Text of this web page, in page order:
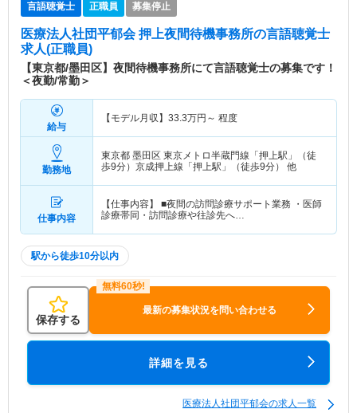
言語聴覚士 正職員 募集停止
医療法人社団平郁会 押上夜間待機事務所の言語聴覚士
求人(正職員)
【東京都/墨田区】夜間待機事務所にて言語聴覚士の募集です！
＜夜勤/常勤＞
給与
【モデル月収】 33.3万円～ 程度
勤務地
東京都 墨田区 東京メトロ半蔵門線「押上駅」（徒
歩9分）京成押上線「押上駅」（徒歩9分） 他
仕事内容
【仕事内容】 ■夜間の訪問診療サポート業務 ・医師
診療帯同・訪問診療や往診先へ…
駅から徒歩10分以内
保存する
最新の募集状況を問い合わせる
詳細を見る
医療法人社団平郁会の求人一覧